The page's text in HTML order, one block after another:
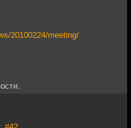
20100224/meeting/